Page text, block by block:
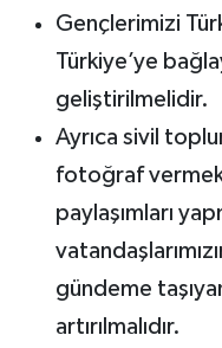
Gençlerimizi
Türkiye’ye
geliştirilmelidir.
Ayrıca sivil
fotoğraf
paylaşımları
gündeme
artırılmalıdır.